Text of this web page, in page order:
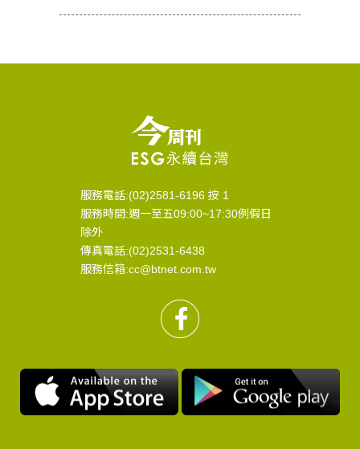
服務電話:(02)2581-6196 按 1
服務時間:週一至五09:00~17:30例假日
除外
傳真電話:(02)2531-6438
服務信箱:cc@btnet.com.tw